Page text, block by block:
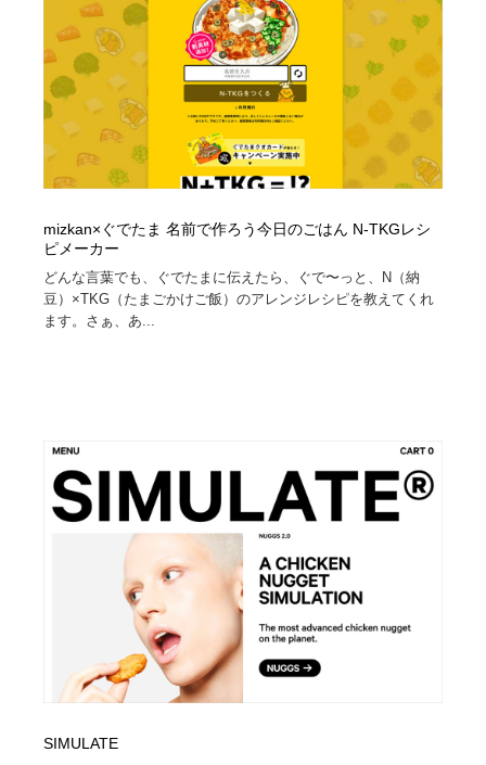
mizkan×ぐでたま 名前で作ろう今日のごはん N-TKGレシ
ピメーカー
どんな言葉でも、ぐでたまに伝えたら、ぐで〜っと、N（納
豆）×TKG（たまごかけご飯）のアレンジレシピを教えてくれ
ます。さぁ、あ...
SIMULATE